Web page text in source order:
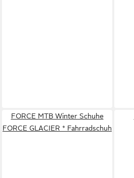
FORCE MTB Winter Schuhe
FORCE GLACIER * Fahrradschuh